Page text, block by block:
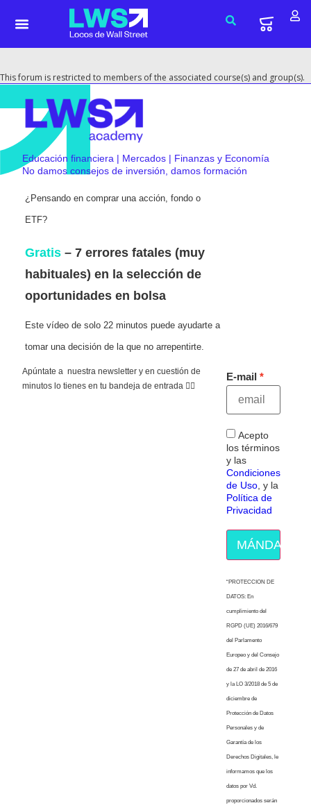
This forum is restricted to members of the associated course(s) and group(s).
Educación financiera | Mercados | Finanzas y Economía
No damos consejos de inversión, damos formación
¿Pensando en comprar una acción, fondo o
ETF?
Gratis – 7 errores fatales (muy
habituales) en la selección de
oportunidades en bolsa
Este vídeo de solo 22 minutos puede ayudarte a
tomar una decisión de la que no arrepentirte.
Apúntate a nuestra newsletter y en cuestión de
minutos lo tienes en tu bandeja de entrada 👇🏻
E-mail
Acepto
los términos
y las
Condiciones
de Uso, y la
Política de
Privacidad
MÁNDAME
“PROTECCION DE
DATOS: En
cumplimiento del
RGPD (UE) 2016/679
del Parlamento
Europeo y del Consejo
de 27 de abril de 2016
y la LO 3/2018 de 5 de
diciembre de
Protección de Datos
Personales y de
Garantía de los
Derechos Digitales, le
informamos que los
datos por Vd.
proporcionados serán